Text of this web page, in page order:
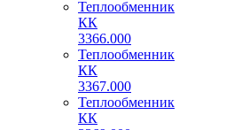
Теплообменник
КК
3366.000
Теплообменник
КК
3367.000
Теплообменник
КК